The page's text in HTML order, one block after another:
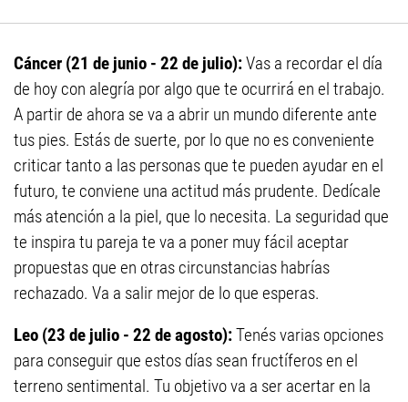
Cáncer (21 de junio - 22 de julio):Vas a recordar el día
de hoy con alegría por algo que te ocurrirá en el trabajo.
A partir de ahora se va a abrir un mundo diferente ante
tus pies. Estás de suerte, por lo que no es conveniente
criticar tanto a las personas que te pueden ayudar en el
futuro, te conviene una actitud más prudente. Dedícale
más atención a la piel, que lo necesita. La seguridad que
te inspira tu pareja te va a poner muy fácil aceptar
propuestas que en otras circunstancias habrías
rechazado. Va a salir mejor de lo que esperas.
Leo (23 de julio - 22 de agosto):Tenés varias opciones
para conseguir que estos días sean fructíferos en el
terreno sentimental. Tu objetivo va a ser acertar en la